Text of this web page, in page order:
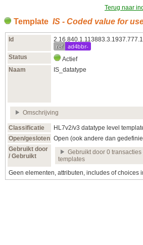
Terug naar
Template IS - Coded value for
Id
ref ad4bbr-
Status Actief
Naam
IS_datatype
Omschrijving
Classificatie
HL7v2/v3 datatype level
Open/gesloten Open (ook andere dan
Gebruikt door
/ Gebruikt
Gebruikt door 0
templates
Geen elementen, attributen, includes of choices